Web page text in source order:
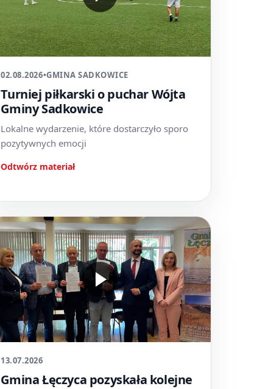
02.08.2026•GMINA SADKOWICE
Turniej piłkarski o puchar Wójta
Gminy Sadkowice
Lokalne wydarzenie, które dostarczyło sporo
pozytywnych emocji
Odtwórz materiał
13.07.2026
Gmina Łęczyca pozyskała kolejne